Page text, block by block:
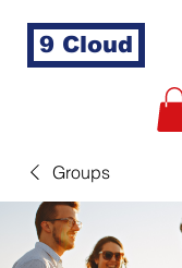
9 Cloud
Groups